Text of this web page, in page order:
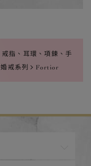
指、耳環、項鍊、手
婚戒系列 Fortior